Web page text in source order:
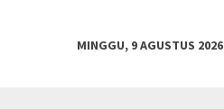
MINGGU, 9 AGUSTUS 2026